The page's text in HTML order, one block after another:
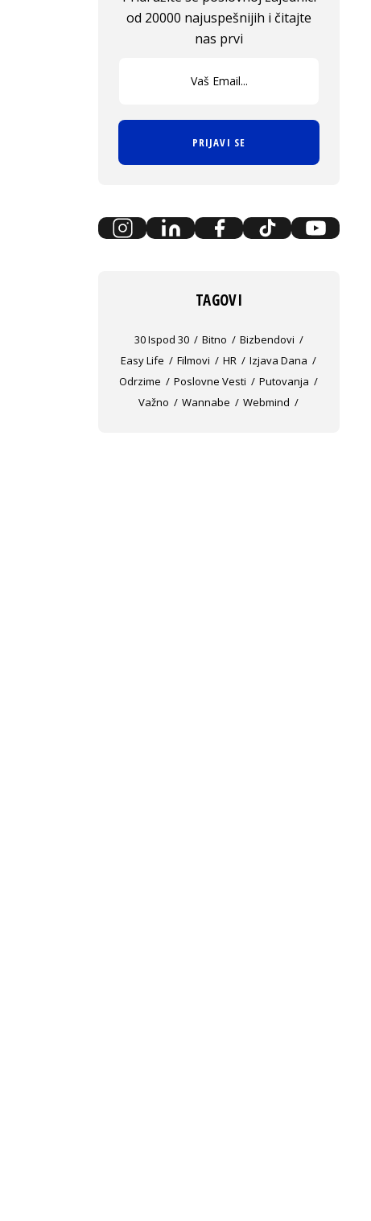
od 20000 najuspešnijih i čitajte
nas prvi
PRIJAVI SE
TAGOVI
30 Ispod 30 Bitno
Bizbendovi
Easy Life
Filmovi HR
Izjava Dana
Odrzime
Poslovne Vesti
Putovanja
Važno
Wannabe Webmind